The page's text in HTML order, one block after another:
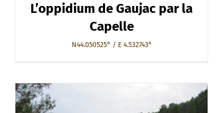
L’oppidium de Gaujac par la
Capelle
N44.050525° / E 4.532743°